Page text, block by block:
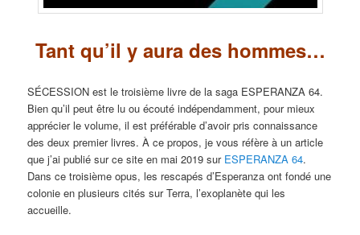
Tant qu’il y aura des hommes…
SÉCESSION est le troisième livre de la saga ESPERANZA 64.
Bien qu’il peut être lu ou écouté indépendamment, pour mieux
apprécier le volume, il est préférable d’avoir pris connaissance
des deux premier livres. À ce propos, je vous réfère à un article
que j’ai publié sur ce site en mai 2019 sur ESPERANZA 64.
Dans ce troisième opus, les rescapés d’Esperanza ont fondé une
colonie en plusieurs cités sur Terra, l’exoplanète qui les
accueille.